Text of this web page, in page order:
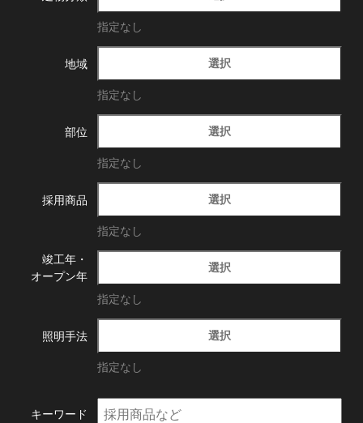
指定なし
地域 選択
指定なし
部位 選択
指定なし
採用商品 選択
指定なし
竣工年・
オープン年
選択
指定なし
照明手法 選択
指定なし
キーワード